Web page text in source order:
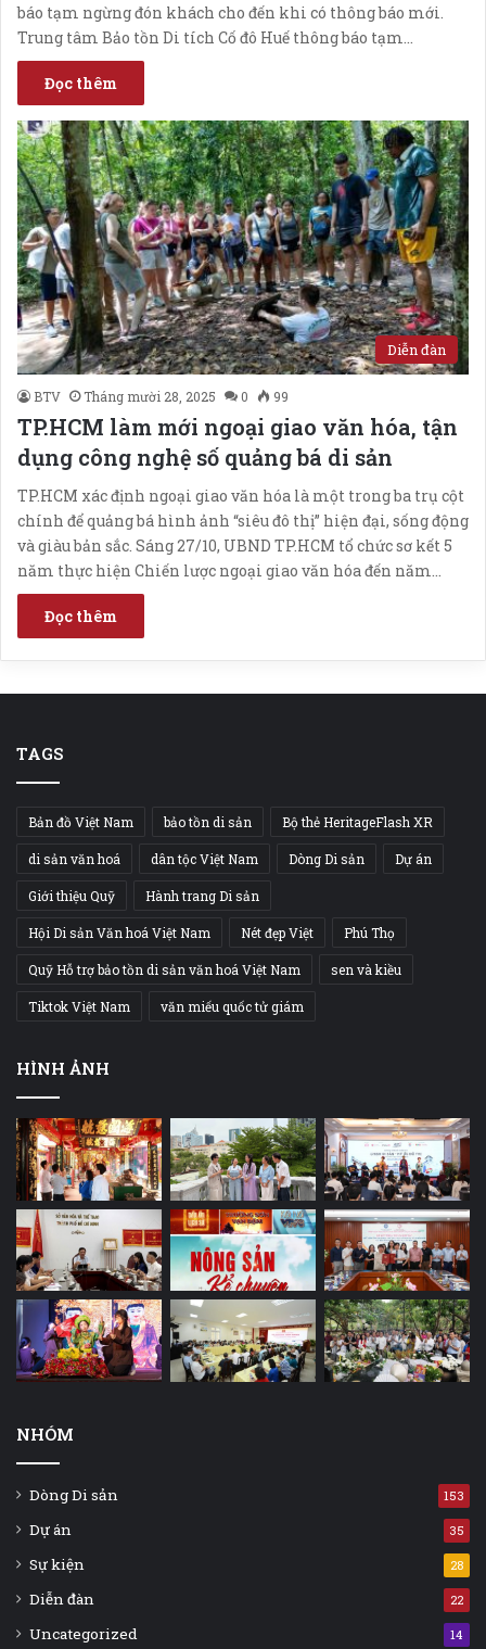
báo tạm ngừng đón khách cho đến khi có thông báo mới.
Trung tâm Bảo tồn Di tích Cố đô Huế thông báo tạm…
Đọc thêm
Diễn đàn
BTV Tháng mười 28, 2025 0 99
TP.HCM làm mới ngoại giao văn hóa, tận
dụng công nghệ số quảng bá di sản
TP.HCM xác định ngoại giao văn hóa là một trong ba trụ cột
chính để quảng bá hình ảnh “siêu đô thị” hiện đại, sống động
và giàu bản sắc. Sáng 27/10, UBND TP.HCM tổ chức sơ kết 5
năm thực hiện Chiến lược ngoại giao văn hóa đến năm…
Đọc thêm
TAGS
Bản đồ Việt Nam bảo tồn di sản Bộ thẻ HeritageFlash XR
di sản văn hoá dân tộc Việt Nam Dòng Di sản Dự án
Giới thiệu Quỹ Hành trang Di sản
Hội Di sản Văn hoá Việt Nam Nét đẹp Việt Phú Thọ
Quỹ Hỗ trợ bảo tồn di sản văn hoá Việt Nam sen và kiều
Tiktok Việt Nam văn miếu quốc tử giám
HÌNH ẢNH
NHÓM
Dòng Di sản 153
Dự án 35
Sự kiện 28
Diễn đàn 22
Uncategorized 14